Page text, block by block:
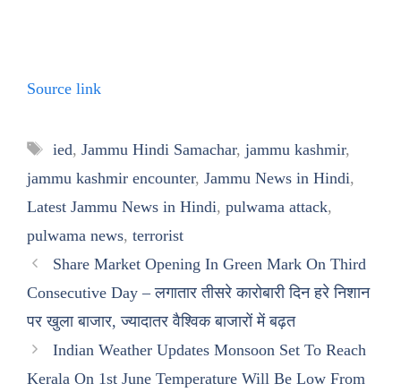
Source link
Tags
ied, Jammu Hindi Samachar, jammu kashmir,
jammu kashmir encounter, Jammu News in Hindi,
Latest Jammu News in Hindi, pulwama attack,
pulwama news, terrorist
Share Market Opening In Green Mark On Third
Consecutive Day – लगातार तीसरे कारोबारी दिन हरे निशान
पर खुला बाजार, ज्यादातर वैश्विक बाजारों में बढ़त
Indian Weather Updates Monsoon Set To Reach
Kerala On 1st June Temperature Will Be Low From